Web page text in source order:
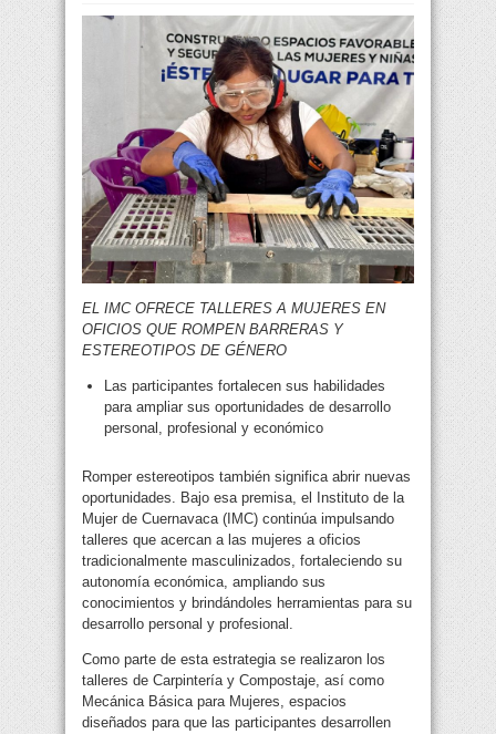
EL IMC OFRECE TALLERES A MUJERES EN
OFICIOS QUE ROMPEN BARRERAS Y
ESTEREOTIPOS DE GÉNERO
Las participantes fortalecen sus habilidades
para ampliar sus oportunidades de desarrollo
personal, profesional y económico
Romper estereotipos también significa abrir nuevas
oportunidades. Bajo esa premisa, el Instituto de la
Mujer de Cuernavaca (IMC) continúa impulsando
talleres que acercan a las mujeres a oficios
tradicionalmente masculinizados, fortaleciendo su
autonomía económica, ampliando sus
conocimientos y brindándoles herramientas para su
desarrollo personal y profesional.
Como parte de esta estrategia se realizaron los
talleres de Carpintería y Compostaje, así como
Mecánica Básica para Mujeres, espacios
diseñados para que las participantes desarrollen